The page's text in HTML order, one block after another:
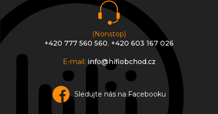
(Nonstop)
+420 777 560 560, +420 603 167 026
E-mail: info@hifiobchod.cz
Sledujte nás na Facebooku